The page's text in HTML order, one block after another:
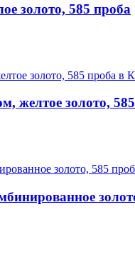
золото, 585 проба
желтое золото,